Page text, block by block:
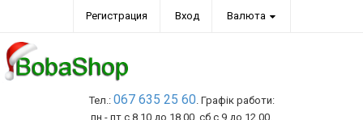
Регистрация Вход Валюта
Тел.: 067 635 25 60. Графік работи:
пн - пт с 8.10 до 18.00, сб с 9 до 12.00,